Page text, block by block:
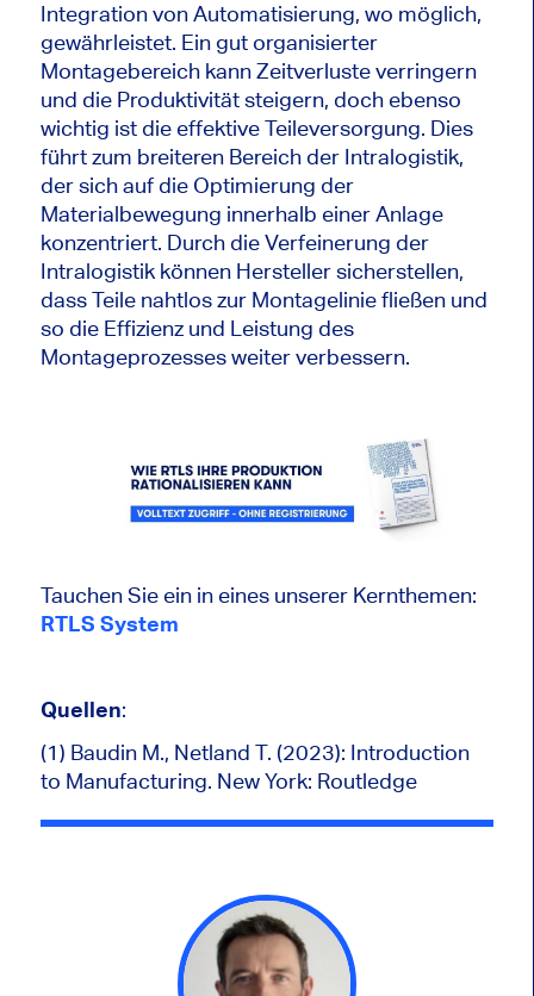
Integration von Automatisierung, wo möglich,
gewährleistet. Ein gut organisierter
Montagebereich kann Zeitverluste verringern
und die Produktivität steigern, doch ebenso
wichtig ist die effektive Teileversorgung. Dies
führt zum breiteren Bereich der Intralogistik,
der sich auf die Optimierung der
Materialbewegung innerhalb einer Anlage
konzentriert. Durch die Verfeinerung der
Intralogistik können Hersteller sicherstellen,
dass Teile nahtlos zur Montagelinie fließen und
so die Effizienz und Leistung des
Montageprozesses weiter verbessern.
Tauchen Sie ein in eines unserer Kernthemen:
RTLS System
Quellen:
(1) Baudin M., Netland T. (2023): Introduction
to Manufacturing. New York: Routledge